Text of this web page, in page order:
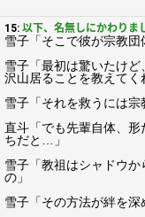
15: 以下、名無しにかわりま
雪子「そこで彼が宗教団
雪子「最初は驚いたけ
沢山居ることを教えてく
雪子「それを救うには宗
直斗「でも先輩自体、
ちだと…」
雪子「教祖はシャドウ
の」
雪子「その方法が絆を深